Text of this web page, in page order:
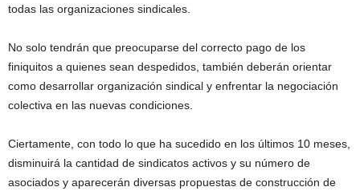
todas las organizaciones sindicales.
No solo tendrán que preocuparse del correcto pago de los
finiquitos a quienes sean despedidos, también deberán orientar
como desarrollar organización sindical y enfrentar la negociación
colectiva en las nuevas condiciones.
Ciertamente, con todo lo que ha sucedido en los últimos 10 meses,
disminuirá la cantidad de sindicatos activos y su número de
asociados y aparecerán diversas propuestas de construcción de